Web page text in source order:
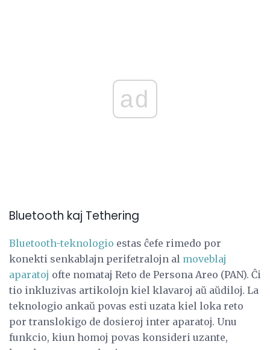
ad
Bluetooth kaj Tethering
Bluetooth-teknologio estas ĉefe rimedo por
konekti senkablajn perifetralojn al moveblaj
aparatoj ofte nomataj Reto de Persona Areo (PAN). Ĉi
tio inkluzivas artikolojn kiel klavaroj aŭ aŭdiloj. La
teknologio ankaŭ povas esti uzata kiel loka reto
por translokigo de dosieroj inter aparatoj. Unu
funkcio, kiun homoj povas konsideri uzante,